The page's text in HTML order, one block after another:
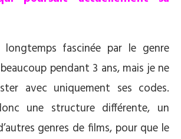
longtemps fascinée par le genre
pendant 3 ans, mais je ne
avec uniquement ses codes.
une structure différente, un
genres de films, pour que le